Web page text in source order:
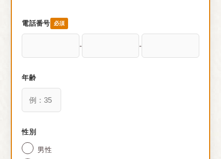
電話番号 必須
- -
年齢
性別
男性